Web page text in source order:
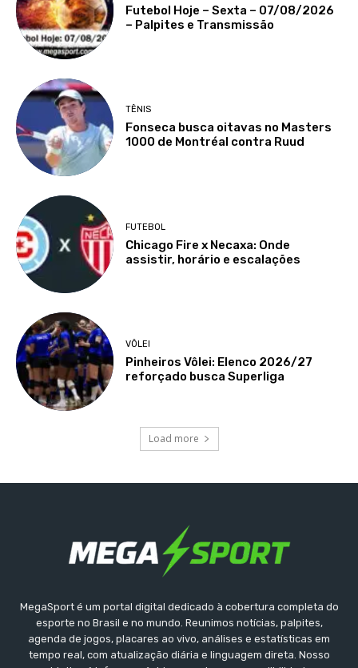
Futebol Hoje – Sexta – 07/08/2026
– Palpites e Transmissão
TÊNIS
Fonseca busca oitavas no Masters
1000 de Montréal contra Ruud
FUTEBOL
Chicago Fire x Necaxa: Onde
assistir, horário e escalações
VÔLEI
Pinheiros Vôlei: Elenco 2026/27
reforçado busca Superliga
Load more
MegaSport é um portal digital dedicado à cobertura completa do
esporte no Brasil e no mundo. Reunimos notícias, palpites,
agenda de jogos, placares ao vivo, análises e estatísticas em
tempo real, com atualização diária e linguagem direta. Nosso